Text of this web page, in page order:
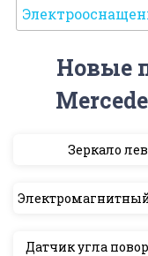
Новые
Зеркало
Датчик угла